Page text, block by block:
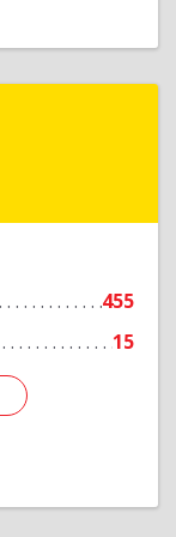
455
15
Подробнее